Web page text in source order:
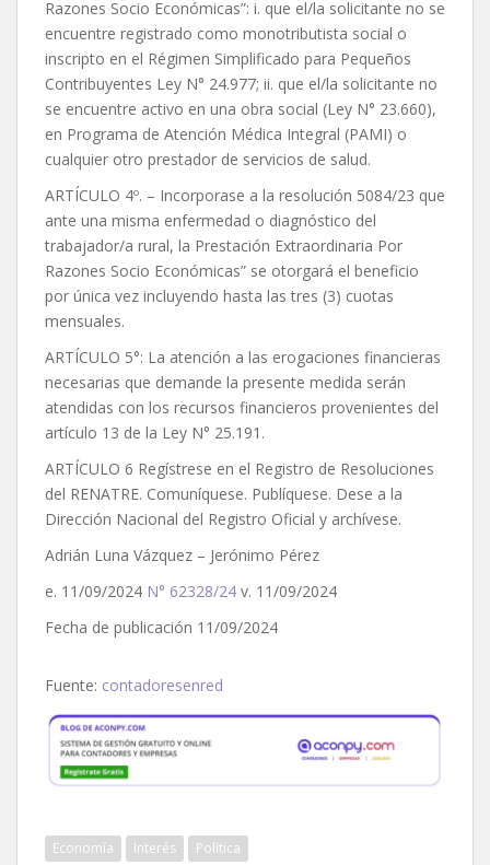
Razones Socio Económicas”: i. que el/la solicitante no se
encuentre registrado como monotributista social o
inscripto en el Régimen Simplificado para Pequeños
Contribuyentes Ley N° 24.977; ii. que el/la solicitante no
se encuentre activo en una obra social (Ley N° 23.660),
en Programa de Atención Médica Integral (PAMI) o
cualquier otro prestador de servicios de salud.
ARTÍCULO 4º. – Incorporase a la resolución 5084/23 que
ante una misma enfermedad o diagnóstico del
trabajador/a rural, la Prestación Extraordinaria Por
Razones Socio Económicas” se otorgará el beneficio
por única vez incluyendo hasta las tres (3) cuotas
mensuales.
ARTÍCULO 5°: La atención a las erogaciones financieras
necesarias que demande la presente medida serán
atendidas con los recursos financieros provenientes del
artículo 13 de la Ley N° 25.191.
ARTÍCULO 6 Regístrese en el Registro de Resoluciones
del RENATRE. Comuníquese. Publíquese. Dese a la
Dirección Nacional del Registro Oficial y archívese.
Adrián Luna Vázquez – Jerónimo Pérez
e. 11/09/2024 N° 62328/24 v. 11/09/2024
Fecha de publicación 11/09/2024
Fuente: contadoresenred
Economía Interés Política